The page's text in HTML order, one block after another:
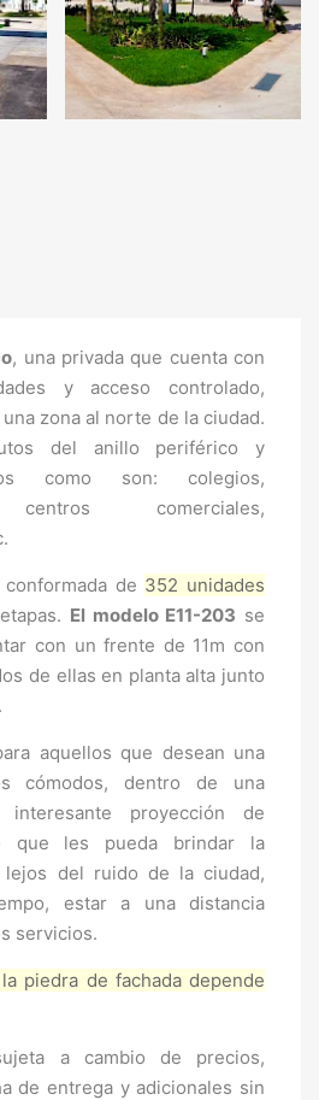
, una privada que cuenta con
y acceso controlado,
una zona al norte de la ciudad.
del anillo periférico y
como son: colegios,
centros comerciales,
de 352 unidades
El modelo E11-203 se
con un frente de 11m con
de ellas en planta alta junto
aquellos que desean una
cómodos, dentro de una
proyección de
que les pueda brindar la
del ruido de la ciudad,
estar a una distancia
servicios.
piedra de fachada depende
a cambio de precios,
de entrega y adicionales sin